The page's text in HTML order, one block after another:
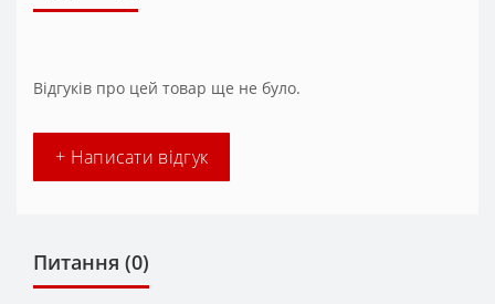
Відгуків про цей товар ще не було.
+ Написати відгук
Питання (0)